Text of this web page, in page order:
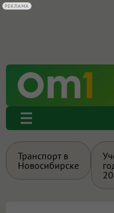
Транспорт в
Новосибирске